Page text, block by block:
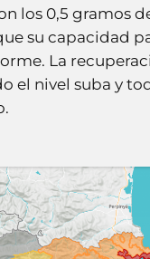
los 0,5 gramos
su capacidad
La
el nivel suba y